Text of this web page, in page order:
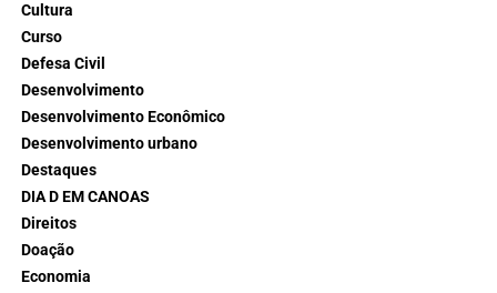
Cultura
Curso
Defesa Civil
Desenvolvimento
Desenvolvimento Econômico
Desenvolvimento urbano
Destaques
DIA D EM CANOAS
Direitos
Doação
Economia